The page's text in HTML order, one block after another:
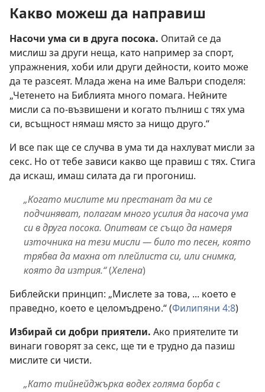
Какво можеш да направиш
Насочи ума си в друга посока. Опитай се да
мислиш за други неща, като например за спорт,
упражнения, хоби или други дейности, които може
да те разсеят. Млада жена на име Валъри споделя:
„Четенето на Библията много помага. Нейните
мисли са по-възвишени и когато пълниш с тях ума
си, всъщност нямаш място за нищо друго.“
И все пак ще се случва в ума ти да нахлуват мисли за
секс. Но от тебе зависи какво ще правиш с тях. Стига
да искаш, имаш силата да ги прогониш.
„Когато мислите ми престанат да ми се
подчиняват, полагам много усилия да насоча ума
си в друга посока. Опитвам се също да намеря
източника на тези мисли — било то песен, която
трябва да махна от плейлиста си, или снимка,
която да изтрия.“(Хелена)
Библейски принцип: „Мислете за това, ... което е
праведно, което е целомъдрено.“ (Филипяни 4:8)
Избирай си добри приятели. Ако приятелите ти
винаги говорят за секс, ще ти е трудно да пазиш
мислите си чисти.
„Като тийнейджърка водех голяма борба с